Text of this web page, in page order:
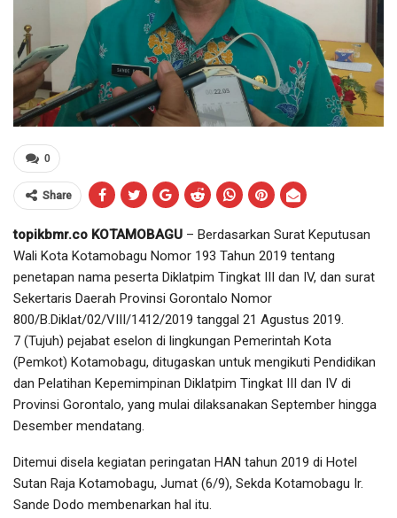
0
Share
topikbmr.co KOTAMOBAGU – Berdasarkan Surat Keputusan
Wali Kota Kotamobagu Nomor 193 Tahun 2019 tentang
penetapan nama peserta Diklatpim Tingkat III dan IV, dan surat
Sekertaris Daerah Provinsi Gorontalo Nomor
800/B.Diklat/02/VIII/1412/2019 tanggal 21 Agustus 2019.
7 (Tujuh) pejabat eselon di lingkungan Pemerintah Kota
(Pemkot) Kotamobagu, ditugaskan untuk mengikuti Pendidikan
dan Pelatihan Kepemimpinan Diklatpim Tingkat III dan IV di
Provinsi Gorontalo, yang mulai dilaksanakan September hingga
Desember mendatang.
Ditemui disela kegiatan peringatan HAN tahun 2019 di Hotel
Sutan Raja Kotamobagu, Jumat (6/9), Sekda Kotamobagu Ir.
Sande Dodo membenarkan hal itu.